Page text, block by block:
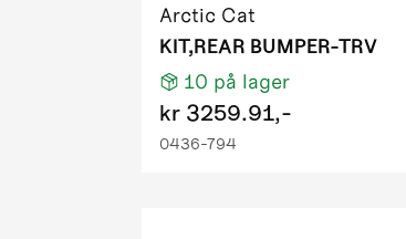
Arctic Cat
KIT,REAR BUMPER-TRV
10 på lager
kr 3259.91,-
0436-794